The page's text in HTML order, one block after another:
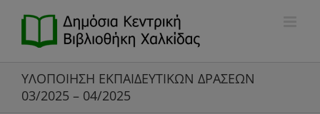
περιεχόμενο
ΥΛΟΠΟΙΗΣΗ ΕΚΠΑΙΔΕΥΤΙΚΩΝ ΔΡΑΣΕΩΝ
03/2025 – 04/2025